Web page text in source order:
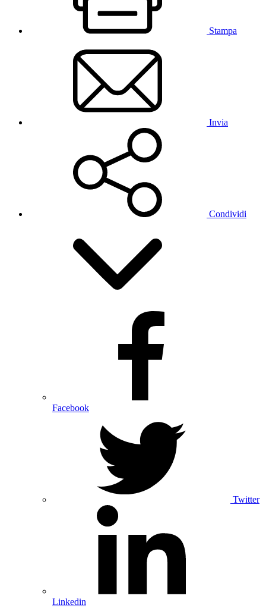
Stampa
Invia
Condividi
Facebook
Twitter
Linkedin